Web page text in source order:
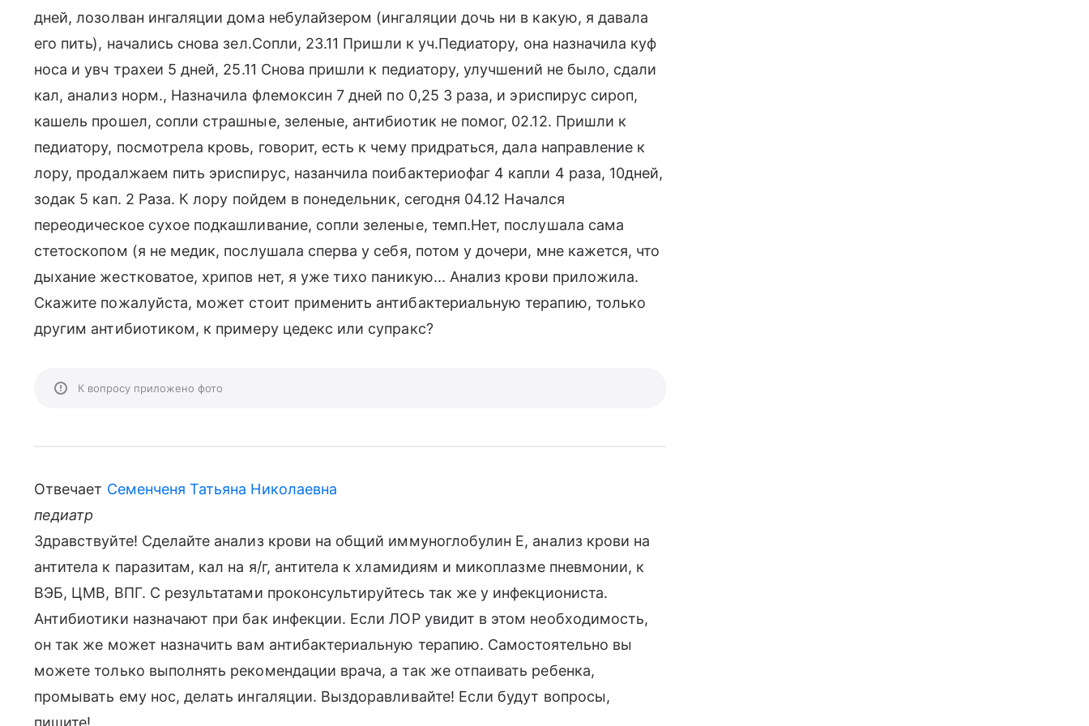
дней, лозолван ингаляции дома небулайзером (ингаляции дочь ни в какую, я давала
его пить), начались снова зел.Сопли, 23.11 Пришли к уч.Педиатору, она назначила куф
носа и увч трахеи 5 дней, 25.11 Снова пришли к педиатору, улучшений не было, сдали
кал, анализ норм., Назначила флемоксин 7 дней по 0,25 3 раза, и эриспирус сироп,
кашель прошел, сопли страшные, зеленые, антибиотик не помог, 02.12. Пришли к
педиатору, посмотрела кровь, говорит, есть к чему придраться, дала направление к
лору, продалжаем пить эриспирус, назанчила поибактериофаг 4 капли 4 раза, 10дней,
зодак 5 кап. 2 Раза. К лору пойдем в понедельник, сегодня 04.12 Начался
переодическое сухое подкашливание, сопли зеленые, темп.Нет, послушала сама
стетоскопом (я не медик, послушала сперва у себя, потом у дочери, мне кажется, что
дыхание жестковатое, хрипов нет, я уже тихо паникую... Анализ крови приложила.
Скажите пожалуйста, может стоит применить антибактериальную терапию, только
другим антибиотиком, к примеру цедекс или супракс?
К вопросу приложено фото
Отвечает Семенченя Татьяна Николаевна
педиатр
Здравствуйте! Сделайте анализ крови на общий иммуноглобулин Е, анализ крови на
антитела к паразитам, кал на я/г, антитела к хламидиям и микоплазме пневмонии, к
ВЭБ, ЦМВ, ВПГ. С результатами проконсультируйтесь так же у инфекциониста.
Антибиотики назначают при бак инфекции. Если ЛОР увидит в этом необходимость,
он так же может назначить вам антибактериальную терапию. Самостоятельно вы
можете только выполнять рекомендации врача, а так же отпаивать ребенка,
промывать ему нос, делать ингаляции. Выздоравливайте! Если будут вопросы,
пишите!